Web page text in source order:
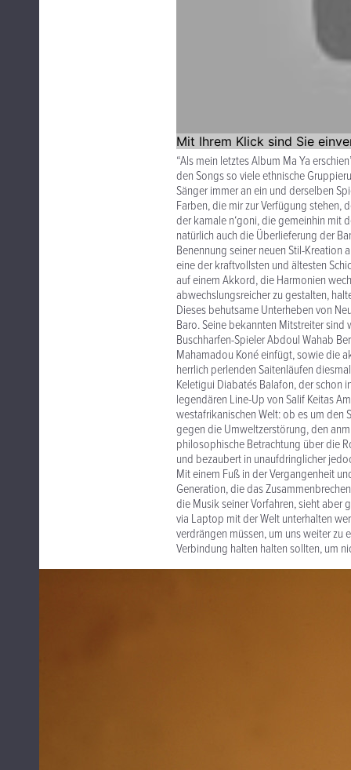
“Als mein letztes Album Ma Ya
den Songs so viele ethnische
Sänger immer an ein und derselben
Farben, die mir zur Verfügung stehen,
der kamale n‘goni, die gemeinhin mit
natürlich auch die Überlieferung der
Benennung seiner neuen Stil-Kreation
eine der kraftvollsten und ältesten
auf einem Akkord, die Harmonien
abwechslungsreicher zu gestalten,
Dieses behutsame Unterheben von
Baro. Seine bekannten Mitstreiter
Buschharfen-Spieler Abdoul Wahab
Mahamadou Koné einfügt, sowie die
herrlich perlenden Saitenläufen
Keletigui Diabatés Balafon, der schon
legendären Line-Up von Salif Keitas
westafrikanischen Welt: ob es um den
gegen die Umweltzerstörung, den
philosophische Betrachtung über die
und bezaubert in unaufdringlicher
Mit einem Fuß in der Vergangenheit
Generation, die das
die Musik seiner Vorfahren, sieht aber
via Laptop mit der Welt unterhalten
verdrängen müssen, um uns weiter
Verbindung halten halten sollten, um